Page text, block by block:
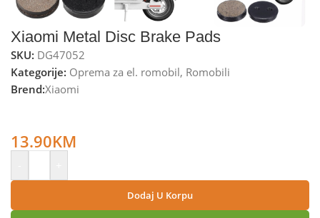
Xiaomi Metal Disc Brake Pads
SKU: DG47052
Kategorije: Oprema za el. romobil, Romobili
Brend:Xiaomi
13.90KM
Dodaj U Korpu